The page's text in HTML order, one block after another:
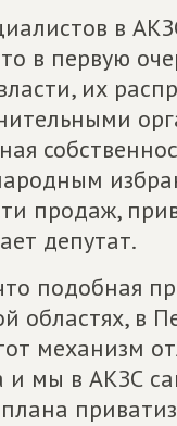
в
в первую
их
продаж,
депутат.
подобная
областях, в
механизм
и мы в АКЗС